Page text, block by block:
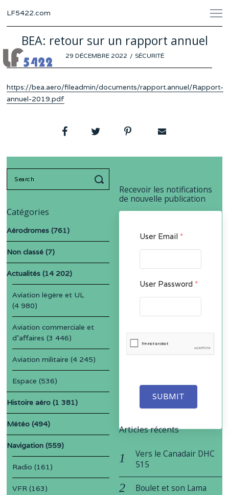
LF5422.com
BEA: retour sur un rapport annuel
POSTED
29 DÉCEMBRE 2022 22 SÉCURITÉ
https://bea.aero/fileadmin/documents/rapport.annuel/Rapport-
annuel-2019.pdf
Recevoir les notifications
de nouvelle publication
User Email *
User Password *
SUBMIT
Catégories
Aérodromes (761)
Non classé (7)
Actualités (14 202)
Aviation légère et UL
(4 980)
Aviation commerciale et
d'affaires (3 446)
Aviation militaire (4 245)
Espace (536)
Histoire aéro (1 381)
Météo (494)
Navigation (559)
Radio (161)
VFR (163)
Articles récents
Vers le Canadair DHC
515
Boulet et son Lama